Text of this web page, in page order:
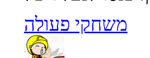
משחקי פעולה